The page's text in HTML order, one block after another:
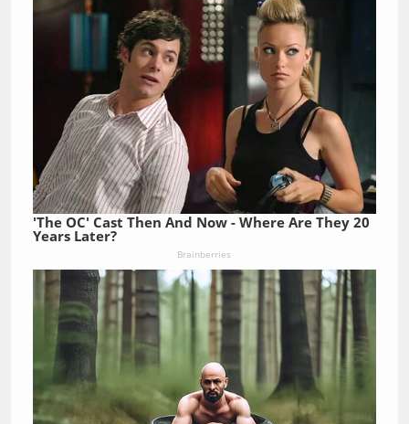
'The OC' Cast Then And Now - Where Are They 20
Years Later?
Brainberries